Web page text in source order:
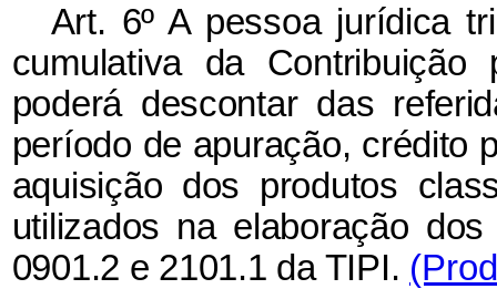
Art. 6º A pessoa jurídica
cumulativa da
poderá descontar das
período de apuração, crédito
aquisição dos produtos
utilizados na elaboração
0901.2 e 2101.1 da TIPI.